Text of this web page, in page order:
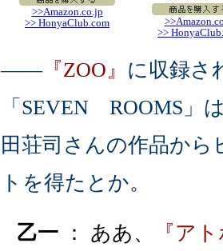
>>Amazon.co.jp
>> HonyaClub.com
>>
――『ZOO』 に収録さ
「SEVEN ROOMS」
田荘司さんの作品から
トを得たとか。
乙一 ： ああ、 『ア